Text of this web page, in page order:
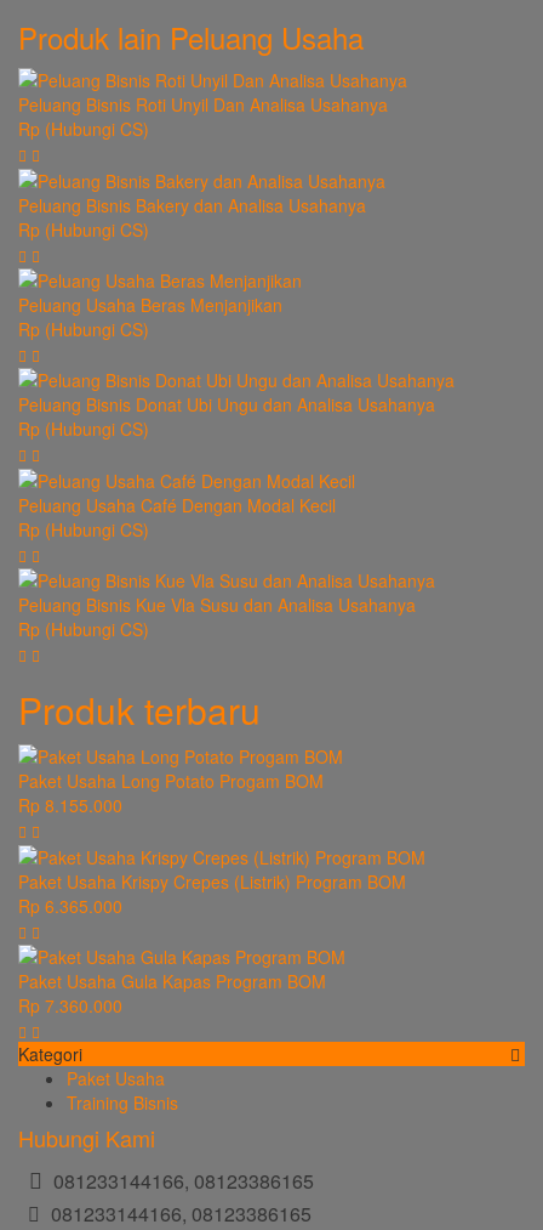
Produk lain Peluang Usaha
Peluang Bisnis Roti Unyil Dan Analisa Usahanya
Rp (Hubungi CS)
Peluang Bisnis Bakery dan Analisa Usahanya
Rp (Hubungi CS)
Peluang Usaha Beras Menjanjikan
Rp (Hubungi CS)
Peluang Bisnis Donat Ubi Ungu dan Analisa Usahanya
Rp (Hubungi CS)
Peluang Usaha Café Dengan Modal Kecil
Rp (Hubungi CS)
Peluang Bisnis Kue Vla Susu dan Analisa Usahanya
Rp (Hubungi CS)
Produk terbaru
Paket Usaha Long Potato Progam BOM
Rp 8.155.000
Paket Usaha Krispy Crepes (Listrik) Program BOM
Rp 6.365.000
Paket Usaha Gula Kapas Program BOM
Rp 7.360.000
Kategori
Paket Usaha
Training Bisnis
Hubungi Kami
081233144166, 08123386165
081233144166, 08123386165